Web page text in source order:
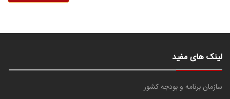
لینک های مفید
سازمان برنامه و بودجه کشور